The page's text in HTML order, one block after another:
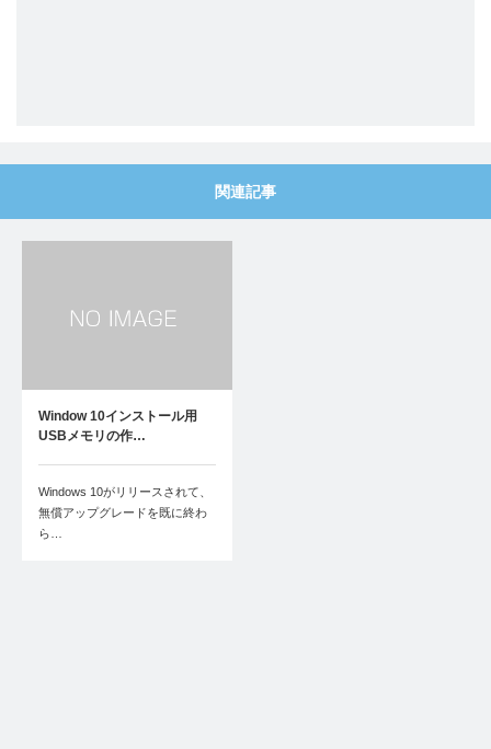
関連記事
Window 10インストール用
USBメモリの作…
Windows 10がリリースされて、
無償アップグレードを既に終わ
ら…